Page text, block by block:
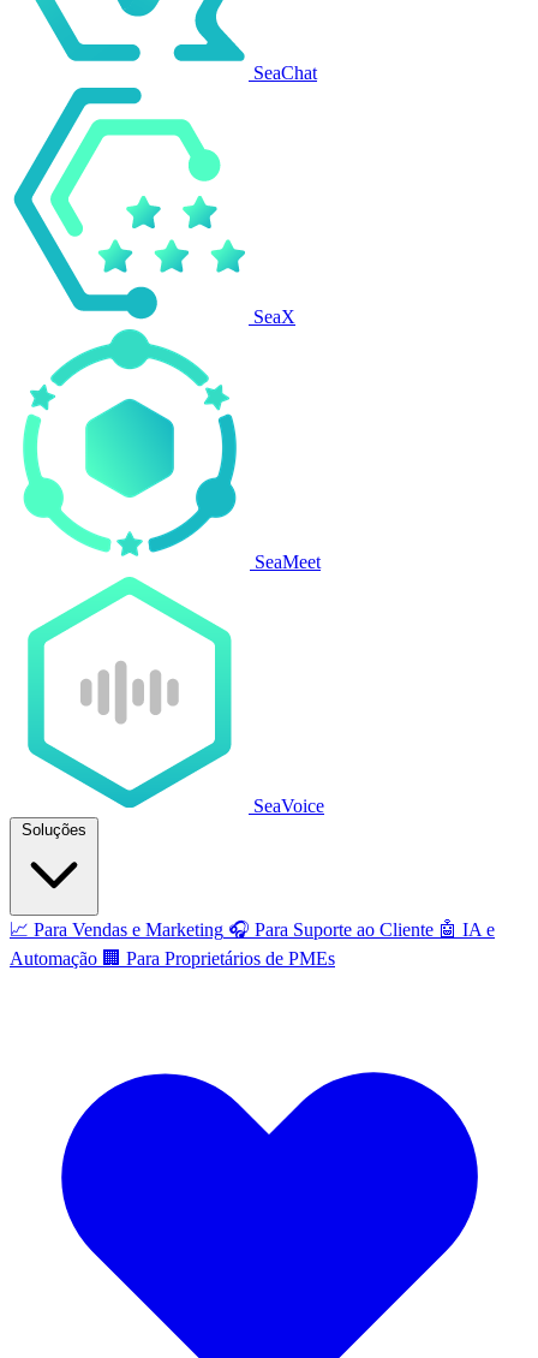
SeaChat
SeaX
SeaMeet
SeaVoice
Soluções
📈 Para Vendas e Marketing 🎧 Para Suporte ao Cliente 🤖 IA e
Automação 🏢 Para Proprietários de PMEs